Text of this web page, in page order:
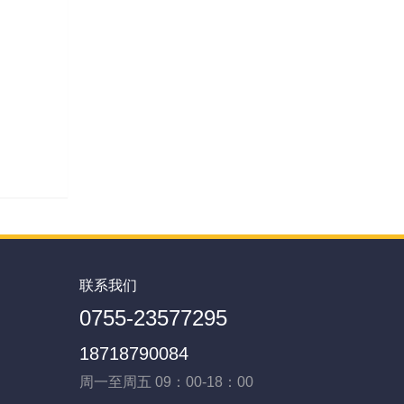
联系我们
0755-23577295
18718790084
周一至周五 09：00-18：00